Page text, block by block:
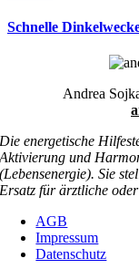
Schnelle
Andrea
Die energetische
Aktivierung und
(Lebensenergie). Sie
Ersatz für ärztliche
AGB
Impressum
Datenschutz